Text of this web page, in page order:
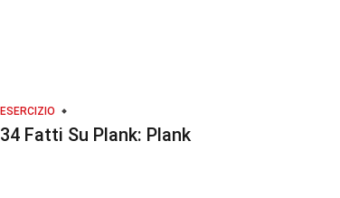
ESERCIZIO
34 Fatti Su Plank: Plank